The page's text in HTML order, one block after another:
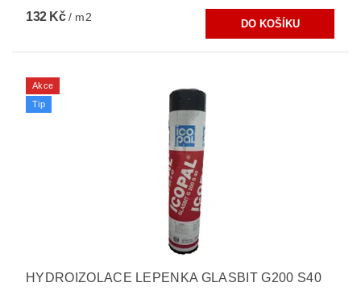
132 Kč/ m2
Akce
Tip
HYDROIZOLACE LEPENKA GLASBIT G200 S40